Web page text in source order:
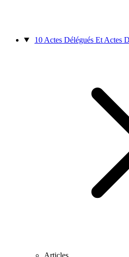
10 Actes Délégués Et Actes
Articles